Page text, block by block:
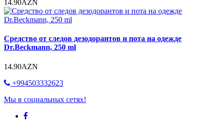
14.90AZN
Средство от следов дезодорантов и пота на одежде
Dr.Beckmann, 250 ml
14.90AZN
+994503332623
Мы в социальных сетях!